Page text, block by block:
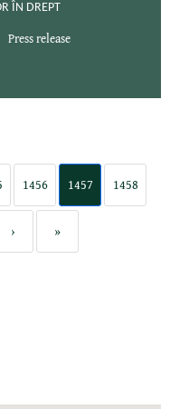
ÎN DREPT
Press release
1456 1457 1458
› »